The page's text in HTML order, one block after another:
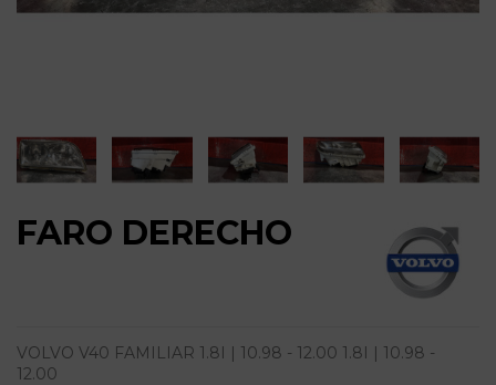
FARO DERECHO
VOLVO V40 FAMILIAR 1.8I | 10.98 - 12.00 1.8I | 10.98 -
12.00